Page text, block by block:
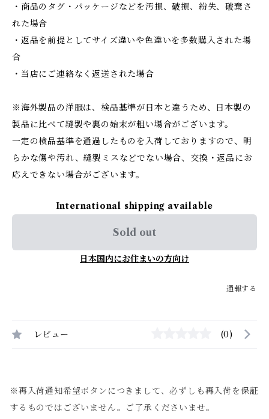
・商品のタグ・パッケージなどを汚損、破損、紛失、破棄さ
れた場合
・返品を前提としてサイズ違いや色違いを多数購入された場
合
・当店にご連絡なく返送された場合
※海外製品の洋服は、検品基準が日本と違うため、日本製の
製品に比べて縫製や裏の始末が粗い場合がございます。
一定の検品基準を通過したものを入荷しておりますので、明
らかな傷や汚れ、縫製ミスなどでない場合、交換・返品にお
応えできない場合がございます。
International shipping available
Sold out
日本国内にお住まいの方向け
通報する
レビュー (0)
※再入荷通知希望ボタンにつきまして、必ずしも再入荷を保証
するものではございません。ご了承くださいませ。